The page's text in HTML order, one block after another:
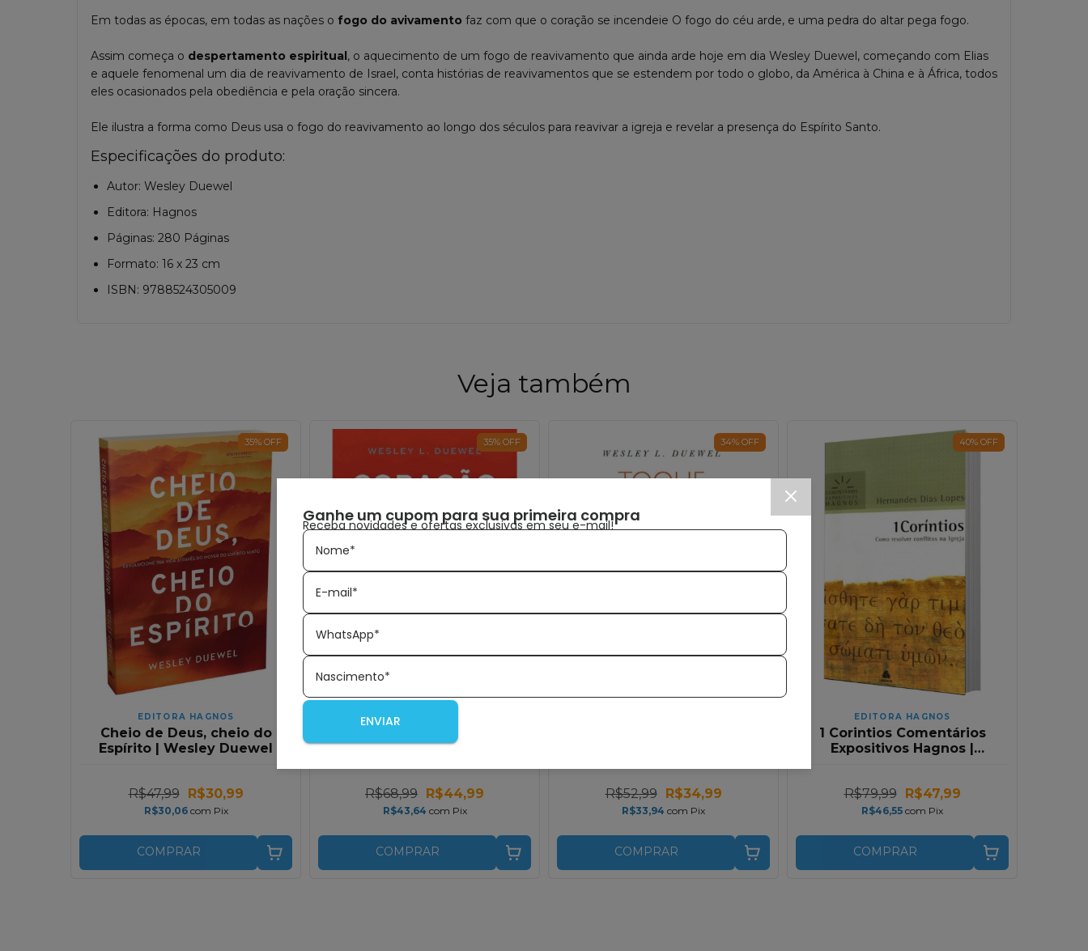
Em todas as épocas, em todas as nações o fogo do avivamento faz com que o coração se incendeie O fogo do céu arde, e uma pedra do altar pega fogo.
Assim começa o despertamento espiritual, o aquecimento de um fogo de reavivamento que ainda arde hoje em dia Wesley Duewel, começando com Elias
e aquele fenomenal um dia de reavivamento de Israel, conta histórias de reavivamentos que se estendem por todo o globo, da América à China e à África, todos
eles ocasionados pela obediência e pela oração sincera.
Ele ilustra a forma como Deus usa o fogo do reavivamento ao longo dos séculos para reavivar a igreja e revelar a presença do Espírito Santo.
Especificações do produto:
Autor: Wesley Duewel
Editora: Hagnos
Páginas: 280 Páginas
Formato: 16 x 23 cm
ISBN: 9788524305009
Veja também
35% OFF
EDITORA HAGNOS
Cheio de Deus, cheio do
Espírito | Wesley Duewel
R$47,99 R$30,99
R$30,06 com Pix
COMPRAR
35% OFF
EDITORA HAGNOS
Espírito | Wesley L. Duewel
R$68,99 R$44,99
R$43,64 com Pix
COMPRAR
34% OFF
R$52,99
R$34,99
R$33,94 com Pix
COMPRAR
40% OFF
EDITORA HAGNOS
1 Corintios Comentários
Expositivos Hagnos |
R$79,99
R$47,99
R$46,55 com Pix
COMPRAR
Ganhe um cupom para sua primeira compra
Receba novidades e ofertas exclusivas em seu e-mail!
Nome*
E-mail*
WhatsApp*
Nascimento*
ENVIAR